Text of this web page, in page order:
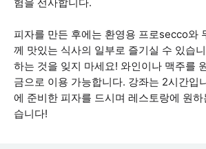
피자를 만든 후에는 환영용 프로secco와
께 맛있는 식사의 일부로 즐기실 수 있습
하는 것을 잊지 마세요! 와인이나 맥주를
금으로 이용 가능합니다. 강좌는 2시간입
에 준비한 피자를 드시며 레스토랑에 원
습니다!